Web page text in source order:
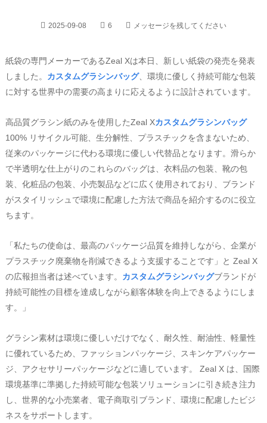
2025-09-08 6 メッセージを残してください
紙袋の専門メーカーであるZeal Xは本日、新しい紙袋の発売を発表
しました。 カスタムグラシンバッグ、環境に優しく持続可能な包装
に対する世界中の需要の高まりに応えるように設計されています。
高品質グラシン紙のみを使用したZeal Xカスタムグラシンバッグ
100% リサイクル可能、生分解性、プラスチックを含まないため、
従来のパッケージに代わる環境に優しい代替品となります。滑らか
で半透明な仕上がりのこれらのバッグは、衣料品の包装、靴の包
装、化粧品の包装、小売製品などに広く使用されており、ブランド
がスタイリッシュで環境に配慮した方法で商品を紹介するのに役立
ちます。
「私たちの使命は、最高のパッケージ品質を維持しながら、企業が
プラスチック廃棄物を削減できるよう支援することです」と Zeal X
の広報担当者は述べています。 カスタムグラシンバッグブランドが
持続可能性の目標を達成しながら顧客体験を向上できるようにしま
す。」
グラシン素材は環境に優しいだけでなく、耐久性、耐油性、軽量性
に優れているため、ファッションパッケージ、スキンケアパッケー
ジ、アクセサリーパッケージなどに適しています。 Zeal X は、国際
環境基準に準拠した持続可能な包装ソリューションに引き続き注力
し、世界的な小売業者、電子商取引ブランド、環境に配慮したビジ
ネスをサポートします。